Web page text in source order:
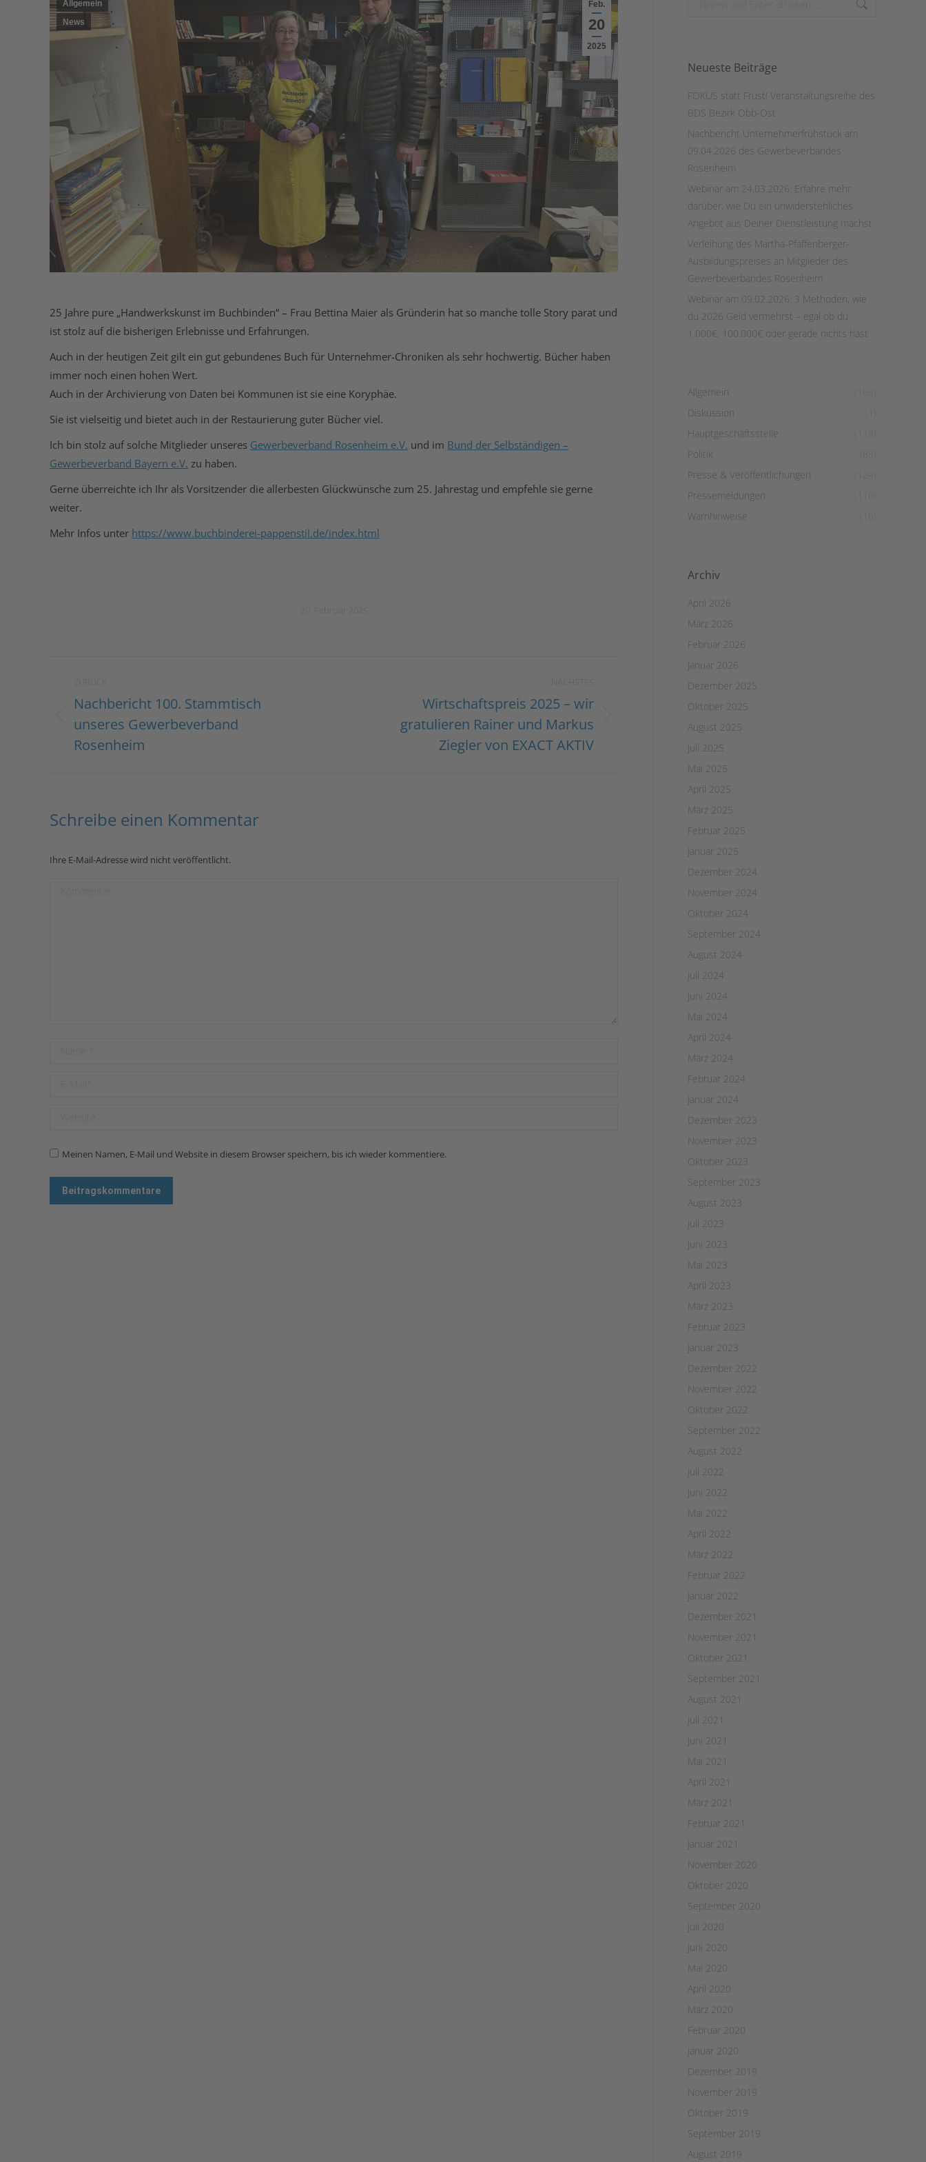
Feb.
20
2025
Allgemein
News
25 Jahre pure „Handwerkskunst im Buchbinden“ – Frau Bettina Maier als Gründerin hat so manche tolle Story parat und
ist stolz auf die bisherigen Erlebnisse und Erfahrungen.
Auch in der heutigen Zeit gilt ein gut gebundenes Buch für Unternehmer-Chroniken als sehr hochwertig. Bücher haben
immer noch einen hohen Wert.
Auch in der Archivierung von Daten bei Kommunen ist sie eine Koryphäe.
Sie ist vielseitig und bietet auch in der Restaurierung guter Bücher viel.
Ich bin stolz auf solche Mitglieder unseres Gewerbeverband Rosenheim e.V. und im Bund der Selbständigen –
Gewerbeverband Bayern e.V. zu haben.
Gerne überreichte ich Ihr als Vorsitzender die allerbesten Glückwünsche zum 25. Jahrestag und empfehle sie gerne
weiter.
Mehr Infos unter https://www.buchbinderei-pappenstil.de/index.html
Vorheriger
Beitrag:
Nachbericht 100. Stammtisch
unseres Gewerbeverband
Rosenheim
Wirtschaftspreis 2025 – wir
gratulieren Rainer und Markus
Ziegler von EXACT AKTIV
Schreibe einen Kommentar
Ihre E-Mail-Adresse wird nicht veröffentlicht.
Meinen Namen, E-Mail und Website in diesem Browser speichern, bis ich wieder kommentiere.
Beitragskommentare
Neueste Beiträge
FOKUS statt Frust! Veranstaltungsreihe des
BDS Bezirk Obb-Ost
Nachbericht Unternehmerfrühstück am
09.04.2026 des Gewerbeverbandes
Rosenheim
Webinar am 24.03.2026: Erfahre mehr
darüber, wie Du ein unwiderstehliches
Angebot aus Deiner Dienstleistung machst
Verleihung des Martha-Pfaffenberger-
Ausbildungspreises an Mitglieder des
Gewerbeverbandes Rosenheim
Webinar am 09.02.2026: 3 Methoden, wie
du 2026 Geld vermehrst – egal ob du
1.000€, 100.000€ oder gerade nichts hast
Allgemein
Diskussion
Hauptgeschäftsstelle
Politik
Presse & Veröffentlichungen
Pressemeldungen
Warnhinweise
Archiv
April 2026
März 2026
Februar 2026
Januar 2026
Dezember 2025
Oktober 2025
August 2025
Juli 2025
Mai 2025
April 2025
März 2025
Februar 2025
Januar 2025
Dezember 2024
November 2024
Oktober 2024
September 2024
August 2024
Juli 2024
Juni 2024
Mai 2024
April 2024
März 2024
Februar 2024
Januar 2024
Dezember 2023
November 2023
Oktober 2023
September 2023
August 2023
Juli 2023
Juni 2023
Mai 2023
April 2023
März 2023
Februar 2023
Januar 2023
Dezember 2022
November 2022
Oktober 2022
September 2022
August 2022
Juli 2022
Juni 2022
Mai 2022
April 2022
März 2022
Februar 2022
Januar 2022
Dezember 2021
November 2021
Oktober 2021
September 2021
August 2021
Juli 2021
Juni 2021
Mai 2021
April 2021
März 2021
Februar 2021
Januar 2021
November 2020
Oktober 2020
September 2020
Juli 2020
Juni 2020
Mai 2020
April 2020
März 2020
Februar 2020
Januar 2020
Dezember 2019
November 2019
Oktober 2019
September 2019
August 2019